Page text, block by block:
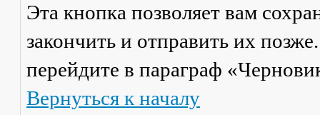
Эта кнопка позволяет вам
закончить и отправить их
перейдите в параграф
Вернуться к началу